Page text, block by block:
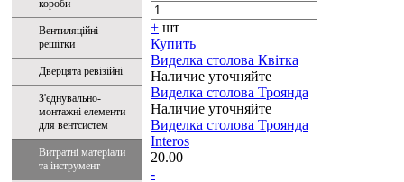
короби
Вентиляційні
решітки
Дверцята ревізійні
З'єднувально-
монтажні елементи
для вентсистем
Витратні матеріали
та інструмент
+ шт
Купить
Виделка столова Квітка
Наличие уточняйте
Виделка столова Троянда
Наличие уточняйте
Виделка столова Троянда
Interos
20.00
-